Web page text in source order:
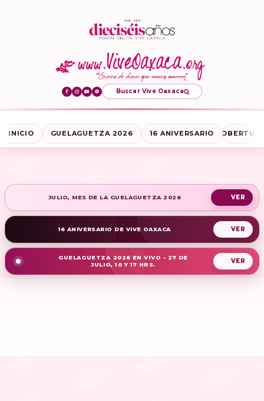
Buscar Vive Oaxaca
INICIO GUELAGUETZA 2026 16 ANIVERSARIO
JULIO, MES DE LA GUELAGUETZA 2026
16 ANIVERSARIO DE VIVE OAXACA
GUELAGUETZA 2026 EN VIVO - 27 DE
JULIO, 10 Y 17 HRS.